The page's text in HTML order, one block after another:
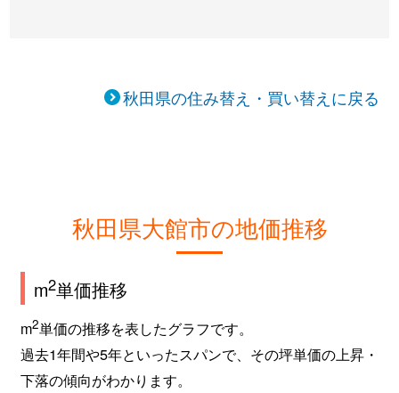
秋田県の住み替え・買い替えに戻る
秋田県大館市の地価推移
m2単価推移
m2単価の推移を表したグラフです。
過去1年間や5年といったスパンで、その坪単価の上昇・
下落の傾向がわかります。